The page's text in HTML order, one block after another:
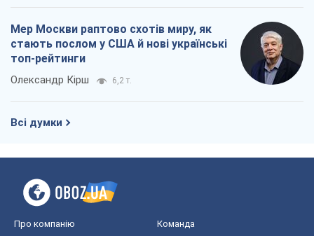
Мер Москви раптово схотів миру, як
стають послом у США й нові українські
топ-рейтинги
Олександр Кірш 6,2 т.
Всі думки
Про компанію Команда